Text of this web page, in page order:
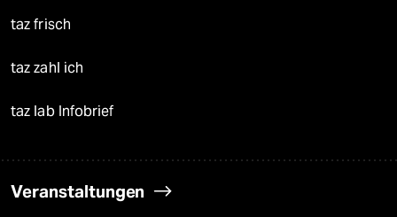
taz frisch
taz zahl ich
taz lab Infobrief
Veranstaltungen